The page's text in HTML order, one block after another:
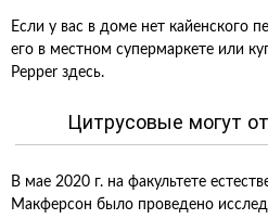
Если у вас в доме нет кайенского
его в местном супермаркете или
Pepper здесь.
Цитрусовые могут
В мае 2020 г. на факультете
Макферсон было проведено